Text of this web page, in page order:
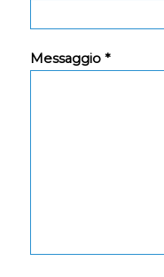
Messaggio *